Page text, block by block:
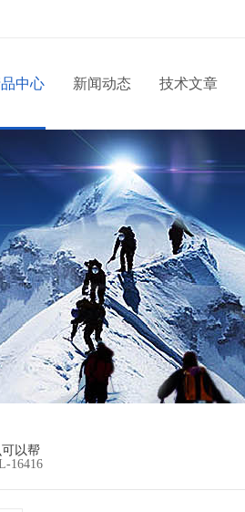
以帮
中心 新闻动态 技术文章
16416